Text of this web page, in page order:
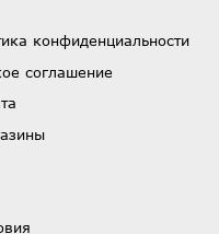
конфиденциальности
соглашение